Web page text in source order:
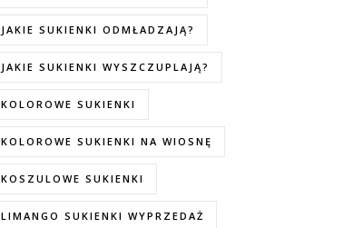
JAKIE SUKIENKI ODMŁADZAJĄ?
JAKIE SUKIENKI WYSZCZUPLAJĄ?
KOLOROWE SUKIENKI
KOLOROWE SUKIENKI NA WIOSNĘ
KOSZULOWE SUKIENKI
LIMANGO SUKIENKI WYPRZEDAŻ